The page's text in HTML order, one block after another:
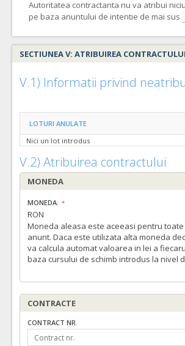
Autoritatea contractanta nu va atribui
pe baza anuntului de intentie de mai sus
SECTIUNEA V: ATRIBUIREA CONTRACTULUI
V.1) Informatii privind
LOTURI ANULATE
Nici un lot introdus
V.2) Atribuirea contractului
MONEDA
MONEDA:
RON
Moneda aleasa este aceeasi pentru
anunt. Daca este utilizata alta moneda
va calcula automat valoarea in lei a
baza cursului de schimb introdus la nivel
CONTRACTE
CONTRACT NR.